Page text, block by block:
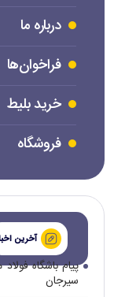
درباره ما
فراخوان‌ها
خرید بلیط
فروشگاه
آخرین
پیام باشگاه
سیرجان